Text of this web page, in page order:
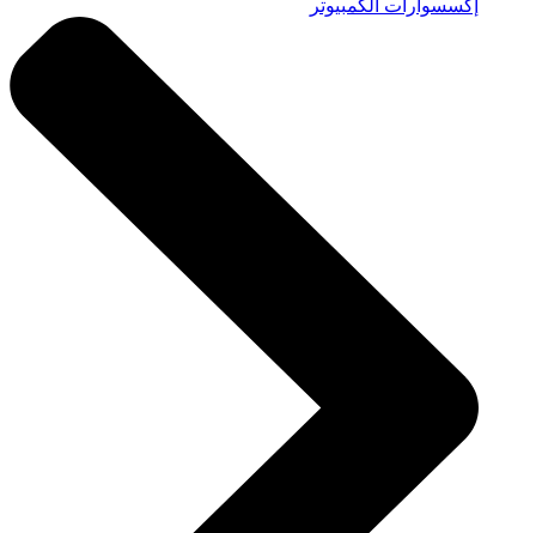
إكسسوارات الكمبيوتر